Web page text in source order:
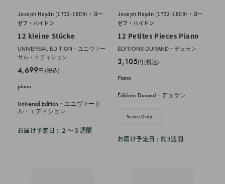
Joseph Haydn (1732-1809)・ヨー
ゼフ・ハイドン
12 kleine Stücke
UNIVERSAL EDITION・ユニヴァー
サル・エディション
販
価
格
4,699円 (税込)
piano
Universal Edition・ユニヴァーサ
ル・エディション
お届け予定日 : ２〜３週間
Joseph Haydn (1732-1809)・ヨー
ゼフ・ハイドン
12 Petites Pieces Piano
ÉDITIONS DURAND・デュラン
販
価
格
3,105円 (税込)
Piano
Éditions Durand・デュラン
Score Only
お届け予定日 : 約3週間